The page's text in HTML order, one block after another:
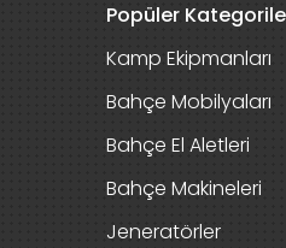
Popüler
Kamp Ekipmanları
Bahçe Mobilyaları
Bahçe El Aletleri
Bahçe Makineleri
Jeneratörler